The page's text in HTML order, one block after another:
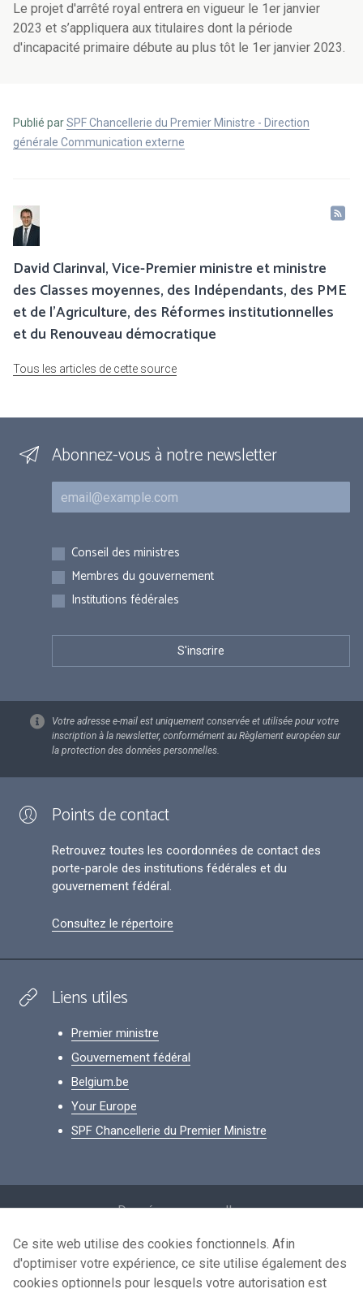
Le projet d'arrêté royal entrera en vigueur le 1er janvier
2023 et s’appliquera aux titulaires dont la période
d'incapacité primaire débute au plus tôt le 1er janvier 2023.
Publié parSPF Chancellerie du Premier Ministre - Direction
générale Communication externe
David Clarinval, Vice-Premier ministre et ministre
des Classes moyennes, des Indépendants, des PME
et de l’Agriculture, des Réformes institutionnelles
et du Renouveau démocratique
Tous les articles de cette source
Abonnez-vous à notre newsletter
Courriel
Inscriptions
Conseil des ministres
Membres du gouvernement
Institutions fédérales
Votre adresse e-mail est uniquement conservée et utilisée pour votre
inscription à la newsletter, conformément au Règlement européen sur
la protection des données personnelles.
Points de contact
Retrouvez toutes les coordonnées de contact des
porte-parole des institutions fédérales et du
gouvernement fédéral.
Consultez le répertoire
Liens utiles
Premier ministre
Gouvernement fédéral
Belgium.be
Your Europe
SPF Chancellerie du Premier Ministre
Données personnelles
Conditions de réutilisation
Contactez-nous
Ce site web utilise des cookies fonctionnels. Afin
d'optimiser votre expérience, ce site utilise également des
cookies optionnels pour lesquels votre autorisation est